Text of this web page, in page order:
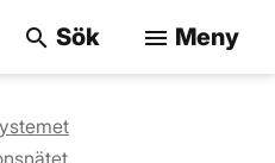
search Sök menu Meny